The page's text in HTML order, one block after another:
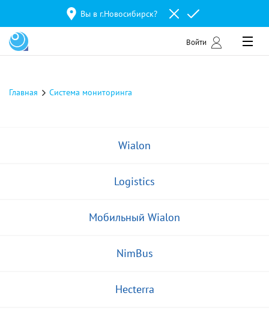
Вы в г.Новосибирск?
Войти
Главная Система мониторинга
Wialon
Logistics
Мобильный Wialon
NimBus
Hecterra